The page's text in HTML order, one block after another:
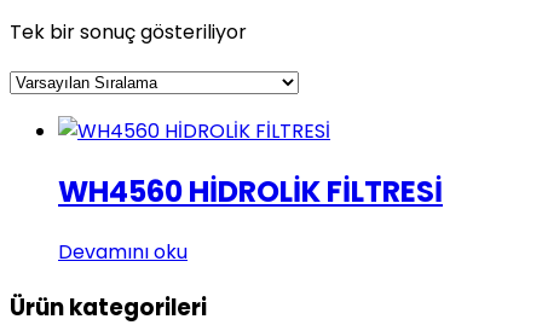
Tek bir sonuç gösteriliyor
WH4560 HİDROLİK FİLTRESİ
Devamını oku
Ürün kategorileri